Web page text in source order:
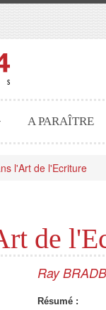
A PARAÎTRE
l'Art de l'Ecriture
de
Ray
Résumé :